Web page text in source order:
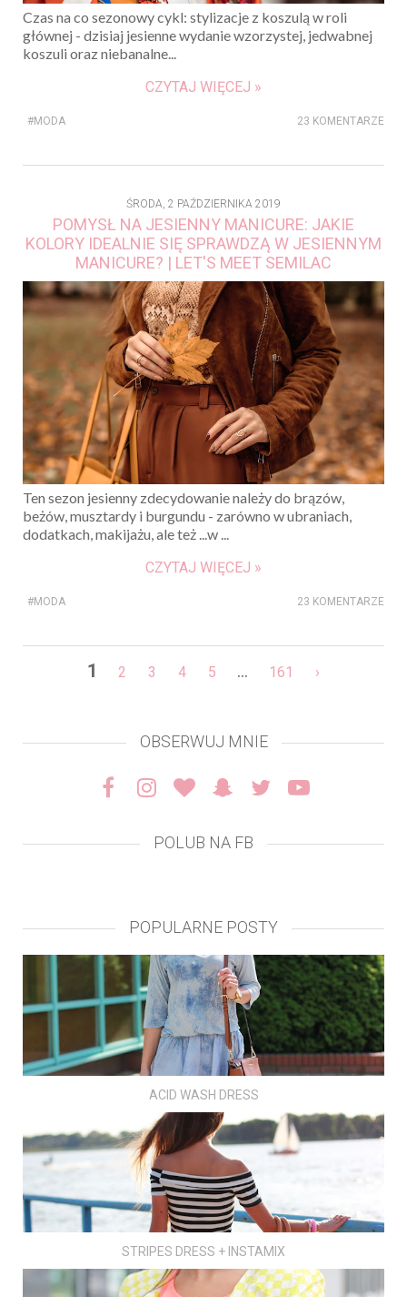
Czas na co sezonowy cykl: stylizacje z koszulą w roli
głównej - dzisiaj jesienne wydanie wzorzystej, jedwabnej
koszuli oraz niebanalne...
CZYTAJ WIĘCEJ »
#MODA 23 KOMENTARZE
ŚRODA, 2 PAŹDZIERNIKA 2019
POMYSŁ NA JESIENNY MANICURE: JAKIE
KOLORY IDEALNIE SIĘ SPRAWDZĄ W JESIENNYM
MANICURE? | LET'S MEET SEMILAC
Ten sezon jesienny zdecydowanie należy do brązów,
beżów, musztardy i burgundu - zarówno w ubraniach,
dodatkach, makijażu, ale też ...w ...
CZYTAJ WIĘCEJ »
#MODA 23 KOMENTARZE
1 2 3 4 5 ... 161 ›
OBSERWUJ MNIE
POLUB NA FB
POPULARNE POSTY
ACID WASH DRESS
STRIPES DRESS + INSTAMIX